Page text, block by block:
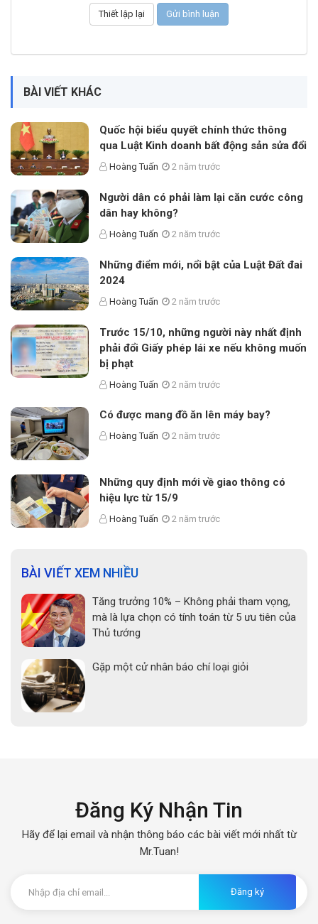
BÀI VIẾT KHÁC
Quốc hội biểu quyết chính thức thông
qua Luật Kinh doanh bất động sản sửa đổi
Hoàng Tuấn 2 năm trước
Người dân có phải làm lại căn cước công
dân hay không?
Hoàng Tuấn 2 năm trước
Những điểm mới, nổi bật của Luật Đất đai
2024
Hoàng Tuấn 2 năm trước
Trước 15/10, những người này nhất định
phải đổi Giấy phép lái xe nếu không muốn
bị phạt
Hoàng Tuấn 2 năm trước
Có được mang đồ ăn lên máy bay?
Hoàng Tuấn 2 năm trước
Những quy định mới về giao thông có
hiệu lực từ 15/9
Hoàng Tuấn 2 năm trước
BÀI VIẾT XEM NHIỀU
Tăng trưởng 10% – Không phải tham vọng,
mà là lựa chọn có tính toán từ 5 ưu tiên của
Thủ tướng
Gặp một cử nhân báo chí loại giỏi
Đăng Ký Nhận Tin
Hãy để lại email và nhận thông báo các bài viết mới nhất từ
Mr.Tuan!
Đăng ký